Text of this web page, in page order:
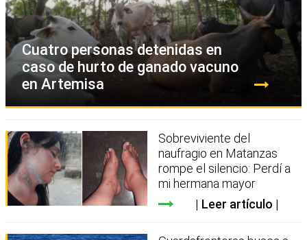
Cuatro personas detenidas en
caso de hurto de ganado vacuno
en Artemisa
Sobreviviente del
naufragio en Matanzas
rompe el silencio: Perdí a
mi hermana mayor
Leer artículo